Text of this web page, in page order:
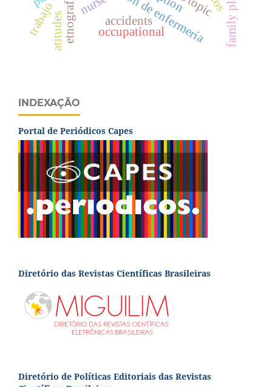
accidents
occupational
etnografia
atitudes
trabajo
INDEXAÇÃO
Portal de Periódicos Capes
Diretório das Revistas Científicas Brasileiras
Diretório de Políticas Editoriais das Revistas